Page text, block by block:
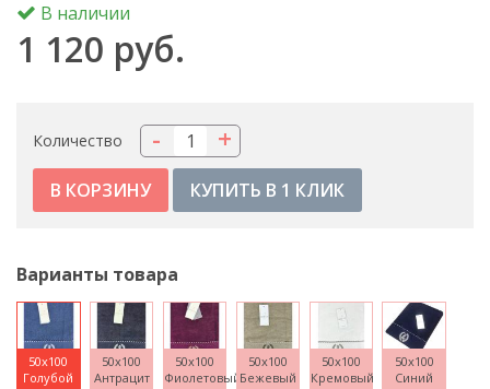
В наличии
1 120 руб.
Количество +
-
КУПИТЬ В 1 КЛИК
Варианты товара
50x100
Голубой
50x100
Антрацит
50x100
Фиолетовый
50x100
Бежевый
50x100
Кремовый
50x100
Синий